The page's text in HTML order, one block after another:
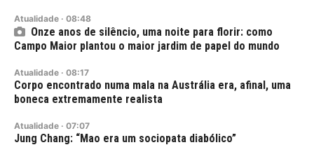
Atualidade · 08:48
Onze anos de silêncio, uma noite para florir: como
Campo Maior plantou o maior jardim de papel do mundo
Atualidade · 08:17
Corpo encontrado numa mala na Austrália era, afinal, uma
boneca extremamente realista
Atualidade · 07:07
Jung Chang: “Mao era um sociopata diabólico”